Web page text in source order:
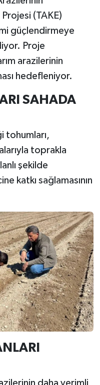
Projesi (TAKE)
güçlendirmeye
Proje
arazilerinin
hedefleniyor.
SAHADA
tohumları,
toprakla
şekilde
katkı sağlamasının